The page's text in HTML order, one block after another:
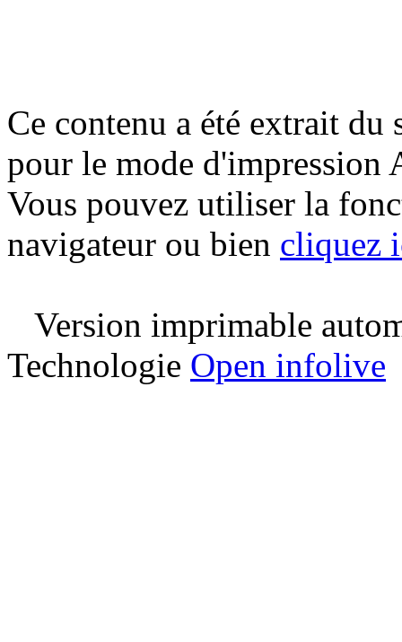
Ce contenu a été extrait
pour le mode d'impression
Vous pouvez utiliser la
navigateur ou bien cliquez
Version imprimable
Technologie Open infolive